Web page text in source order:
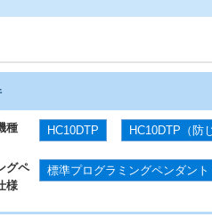
種 HC10DTP HC10DTP（防
グペ
様
標準プログラミングペンダント